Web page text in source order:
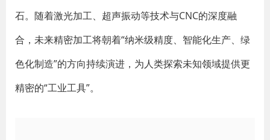
石。随着激光加工、超声振动等技术与CNC的深度融
合，未来精密加工将朝着“纳米级精度、智能化生产、绿
色化制造”的方向持续演进，为人类探索未知领域提供更
精密的“工业工具”。